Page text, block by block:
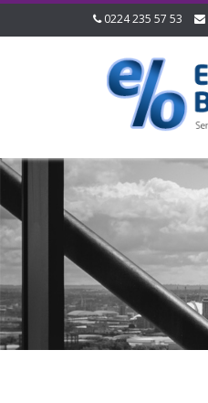
0224 235 57 53